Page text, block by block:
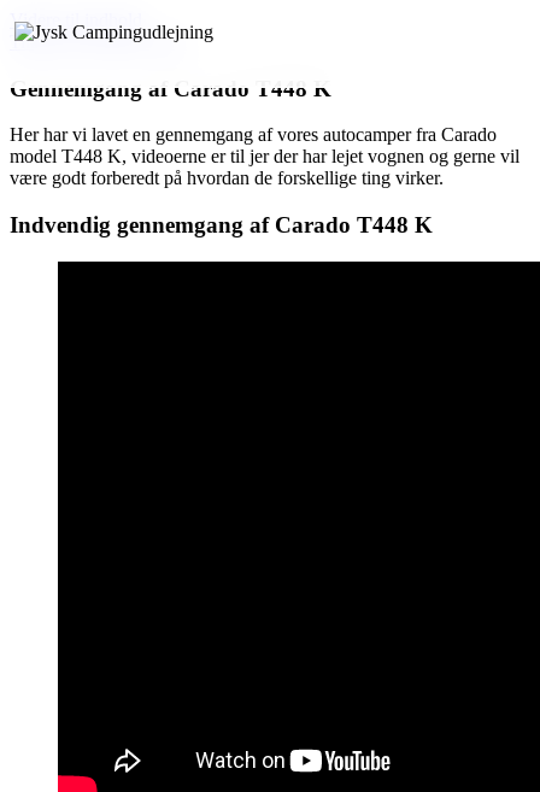
Videre til indhold
Tilbage til hjælpecenter
Gennemgang af Carado T448 K
Her har vi lavet en gennemgang af vores autocamper fra Carado
model T448 K, videoerne er til jer der har lejet vognen og gerne vil
være godt forberedt på hvordan de forskellige ting virker.
Indvendig gennemgang af Carado T448 K